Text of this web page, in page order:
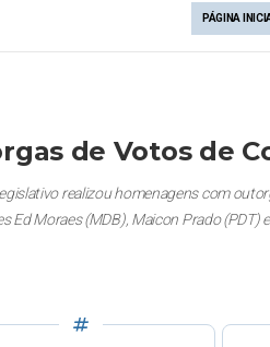
PÁGINA
de Votos de
realizou homenagens com
Moraes (MDB), Maicon Prado (PDT)
tag